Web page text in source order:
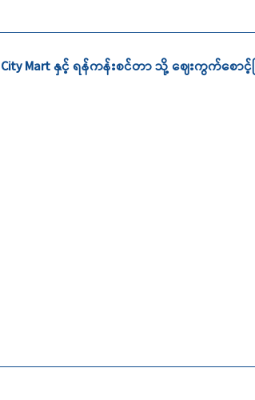
Mart နှင့် ရန်ကန်းစင်တာ သို့ ဈေးကွက်စောင့်